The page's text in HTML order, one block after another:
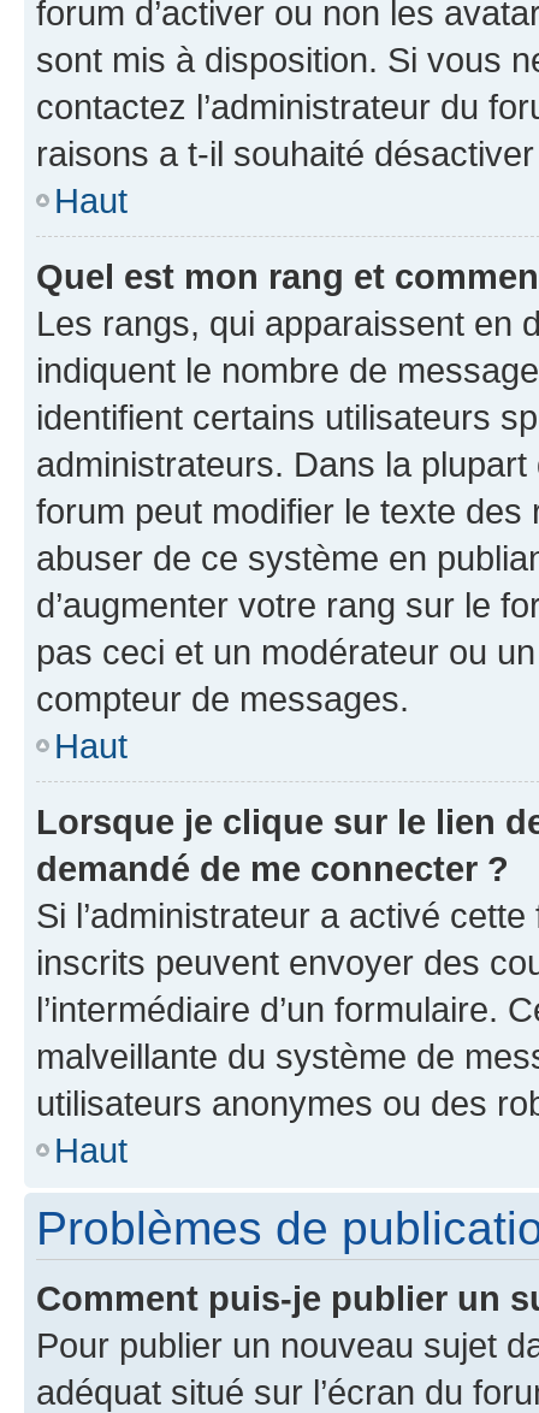
forum d’activer ou non les
sont mis à disposition. Si vous
contactez l’administrateur du
raisons a t-il souhaité
Haut
Quel est mon rang et
Les rangs, qui apparaissent en
indiquent le nombre de
identifient certains utilisateurs
administrateurs. Dans la
forum peut modifier le texte
abuser de ce système en
d’augmenter votre rang sur le
pas ceci et un modérateur ou
compteur de messages.
Haut
Lorsque je clique sur le lien
demandé de me connecter ?
Si l’administrateur a activé
inscrits peuvent envoyer des
l’intermédiaire d’un formulaire.
malveillante du système de
utilisateurs anonymes ou des
Haut
Problèmes de
Comment puis-je publier un
Pour publier un nouveau sujet
adéquat situé sur l’écran du